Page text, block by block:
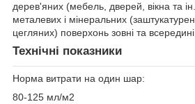
дерев'яних (мебель, дверей, вікна та
металевих і мінеральних
цегляних) поверхонь зовні та
Технічні показники
Норма витрати на один шар:
80-125 мл/м2